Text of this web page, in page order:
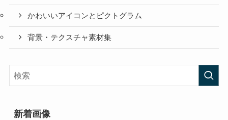
かわいいアイコンとピクトグラム
背景・テクスチャ素材集
新着画像